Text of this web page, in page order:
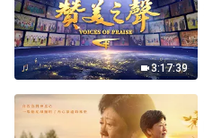
3:17:39